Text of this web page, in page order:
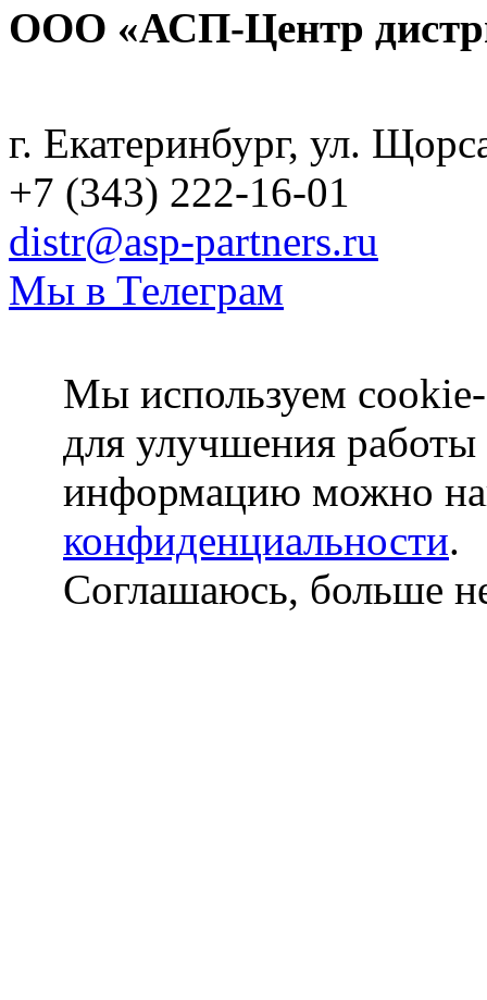
ООО «АСП-Центр
г. Екатеринбург, ул.
+7 (343) 222-16-01
distr@asp-partners.ru
Мы в Телеграм
Мы используем
для улучшения
информацию можно
конфиденциальности.
Соглашаюсь, больше